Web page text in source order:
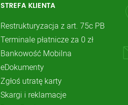
STREFA KLIENTA
Restrukturyzacja z art. 75c PB
Terminale płatnicze za 0 zł
Bankowość Mobilna
eDokumenty
Zgłoś utratę karty
Skargi i reklamacje